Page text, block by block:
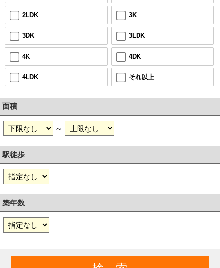
2LDK 3K
3DK 3LDK
4K 4DK
4LDK それ以上
面積
～
駅徒歩
築年数